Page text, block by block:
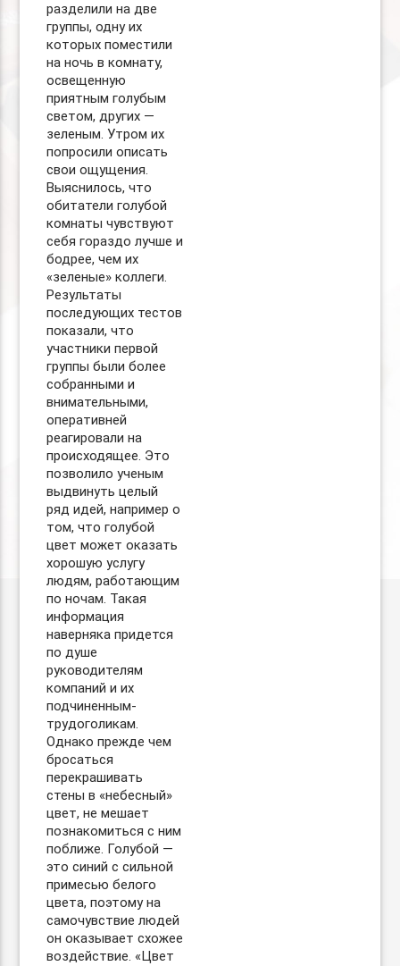
разделили на две
группы, одну их
которых поместили
на ночь в комнату,
освещенную
приятным голубым
светом, других —
зеленым. Утром их
попросили описать
свои ощущения.
Выяснилось, что
обитатели голубой
комнаты чувствуют
себя гораздо лучше и
бодрее, чем их
«зеленые» коллеги.
Результаты
последующих тестов
показали, что
участники первой
группы были более
собранными и
внимательными,
оперативней
реагировали на
происходящее. Это
позволило ученым
выдвинуть целый
ряд идей, например о
том, что голубой
цвет может оказать
хорошую услугу
людям, работающим
по ночам. Такая
информация
наверняка придется
по душе
руководителям
компаний и их
подчиненным-
трудоголикам.
Однако прежде чем
бросаться
перекрашивать
стены в «небесный»
цвет, не мешает
познакомиться с ним
поближе. Голубой —
это синий c сильной
примесью белого
цвета, поэтому на
самочувствие людей
он оказывает схожее
воздействие. «Цвет